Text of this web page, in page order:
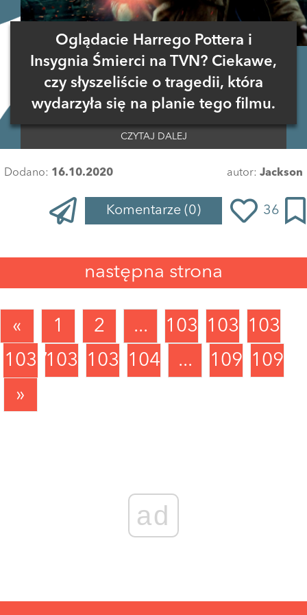
Oglądacie Harrego Pottera i
Insygnia Śmierci na TVN? Ciekawe,
czy słyszeliście o tragedii, która
wydarzyła się na planie tego filmu.
CZYTAJ DALEJ
Dodano: 16.10.2020 autor: Jackson
Komentarze (0) 36
następna strona
« 1 2 ... 103410351036
1037103810391040 ... 10901091
»
ad